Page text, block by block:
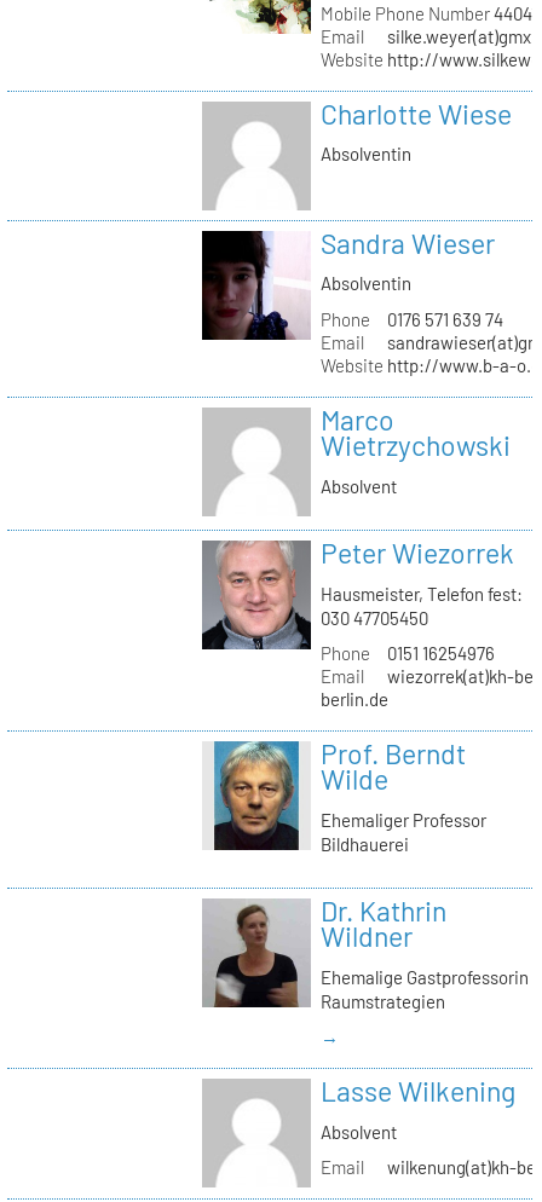
Mobile Phone Number
Email
Website http://
Charlotte Wiese
Absolventin
Sandra Wieser
Absolventin
Phone
0176 571 639 74
Email
Website http://www.b-a-
Marco
Wietrzychowski
Absolvent
Peter Wiezorrek
Hausmeister, Telefon fest:
030 47705450
Phone
0151 16254976
Email
wiezorrek(at)kh-
berlin.de
Prof. Berndt
Wilde
Ehemaliger Professor
Bildhauerei
Dr. Kathrin
Wildner
Ehemalige Gastprofessorin
Raumstrategien
→
Lasse Wilkening
Absolvent
Email
wilkenung(at)kh-